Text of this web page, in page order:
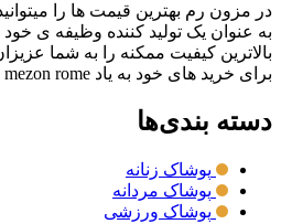
در مزون رم بهترین قیمت ها را
به عنوان یک تولید کننده وظیفه ی
بالاترین کیفیت ممکنه را به شما
برای خرید های خود به یاد mezon rome باشید
دسته بندی‌ها
پوشاک زنانه
پوشاک مردانه
پوشاک ورزشی